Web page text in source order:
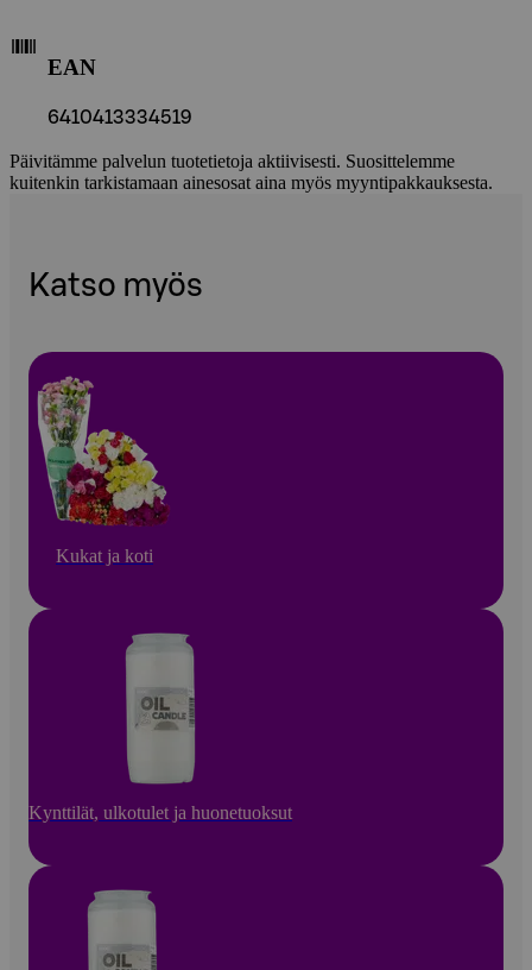
EAN
6410413334519
Päivitämme palvelun tuotetietoja aktiivisesti. Suosittelemme
kuitenkin tarkistamaan ainesosat aina myös myyntipakkauksesta.
Katso myös
Kukat ja koti
Kynttilät, ulkotulet ja huonetuoksut